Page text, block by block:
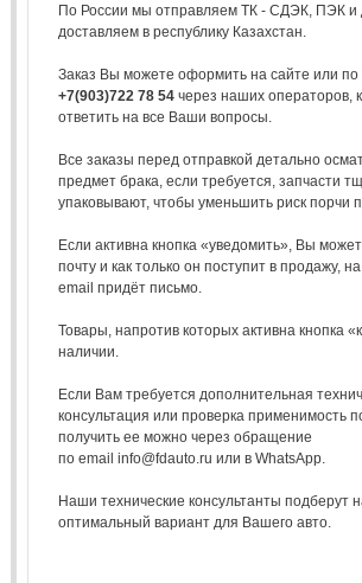
По России мы отправляем ТК - СДЭК, ПЭК и
доставляем в республику Казахстан.
Заказ Вы можете оформить на сайте или
+7(903)722 78 54через наших операторов,
ответить на все Ваши вопросы.
Все заказы перед отправкой детально
предмет брака, если требуется, запчасти
упаковывают, чтобы уменьшить риск порчи
Если активна кнопка «уведомить», Вы
почту и как только он поступит в продажу,
email придёт письмо.
Товары, напротив которых активна кнопка
наличии.
Если Вам требуется дополнительная
консультация или проверка применимость
получить ее можно через обращение
по email info@fdauto.ru или в WhatsApp.
Наши технические консультанты подберут
оптимальный вариант для Вашего авто.